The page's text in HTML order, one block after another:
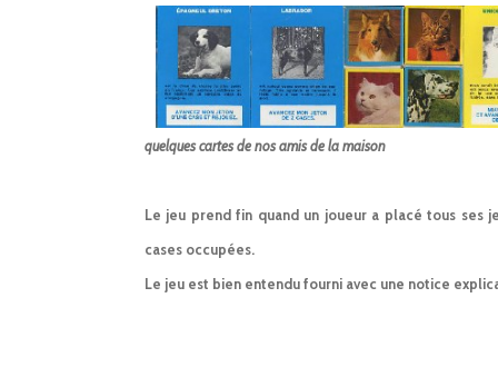
quelques cartes de nos amis de la maison
Le jeu prend fin quand un joueur a placé tous ses
cases occupées.
Le jeu est bien entendu fourni avec une notice